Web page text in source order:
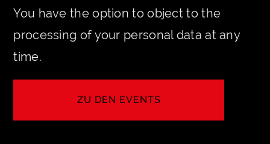
You have the option to object to the
processing of your personal data at any
time.
ZU DEN EVENTS